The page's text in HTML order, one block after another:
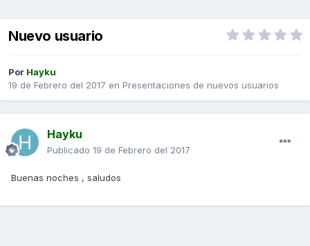
Nuevo usuario
Por Hayku
19 de Febrero del 2017 en Presentaciones de nuevos usuarios
Hayku
Publicado 19 de Febrero del 2017
Buenas noches , saludos